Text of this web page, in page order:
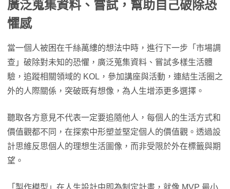
廣泛蒐集資料、嘗試，幫助自己破除恐
懼感
當一個人被困在千絲萬縷的想法中時，進行下一步「市場調
查」破除對未知的恐懼，廣泛蒐集資料、嘗試多樣生活體
驗，追蹤相關領域的 KOL，參加講座與活動，連結生活圈之
外的人際關係，突破既有想像，為人生增添更多選擇。
聽取各方意見不代表一定要追隨他人，每個人的生活方式和
價值觀都不同，在探索中形塑並堅定個人的價值觀。透過設
計思維反思個人的理想生活圖像，而非受限於外在標籤與期
望。